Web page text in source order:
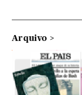
Arquivo